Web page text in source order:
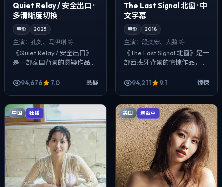
Quiet Relay / 安全出口 ·
多清晰度切换
电影 2025
主演： 孔刘、马伊琍 等
《Quiet Relay / 安全出口》
是一部泰国背景的悬疑作品，
2025年公映，由贾樟柯执
导，孔刘、马伊琍、佛罗伦斯·
94,676 7.0 悬疑
The Last Signal 北窗 · 中
文字幕
电影 2018
主演： 段奕宏、大鹏 等
《The Last Signal 北窗》是一
部西班牙背景的惊悚作品，
2018年公映，由文牧野执导，
段奕宏、大鹏、沈腾等主演。
94,211 9.1 惊悚
中国 独播 美国 连载中